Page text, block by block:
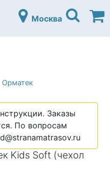
белье)
Москва
Орматек
Заказы
По вопросам
Kids Soft (чехол